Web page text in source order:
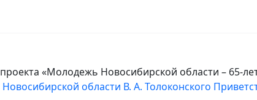
«Молодежь Новосибирской области – 65-
области В. А. Толоконского